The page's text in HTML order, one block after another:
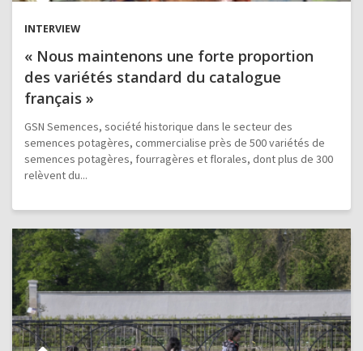
INTERVIEW
« Nous maintenons une forte proportion
des variétés standard du catalogue
français »
GSN Semences, société historique dans le secteur des
semences potagères, commercialise près de 500 variétés de
semences potagères, fourragères et florales, dont plus de 300
relèvent du...